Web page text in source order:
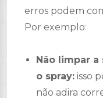
erros podem
Por exemplo:
Não limpar
o spray: isso
não adira